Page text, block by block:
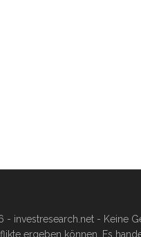
investresearch.net - Keine
ergeben können. Es